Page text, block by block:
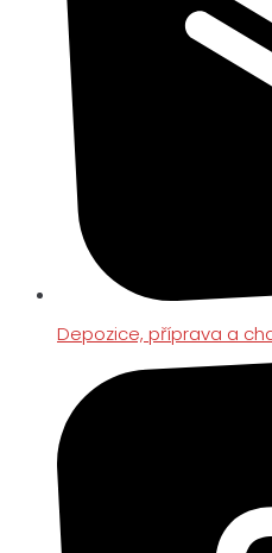
Depozice, příprava a